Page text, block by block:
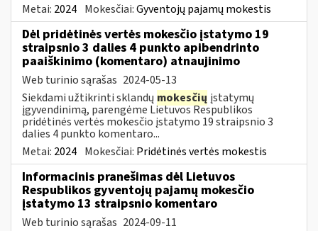
Metai: 2024 Mokesčiai:Gyventojų pajamų mokestis
Dėl pridėtinės vertės mokesčio įstatymo 19
straipsnio 3 dalies 4 punkto apibendrinto
paaiškinimo (komentaro) atnaujinimo
Web turinio sąrašas 2024-05-13
Siekdami užtikrinti sklandų mokesčių įstatymų
įgyvendinimą, parengėme Lietuvos Respublikos
pridėtinės vertės mokesčio įstatymo 19 straipsnio 3
dalies 4 punkto komentaro...
Metai: 2024 Mokesčiai: Pridėtinės vertės mokestis
Informacinis pranešimas dėl Lietuvos
Respublikos gyventojų pajamų mokesčio
įstatymo 13 straipsnio komentaro
Web turinio sąrašas 2024-09-11